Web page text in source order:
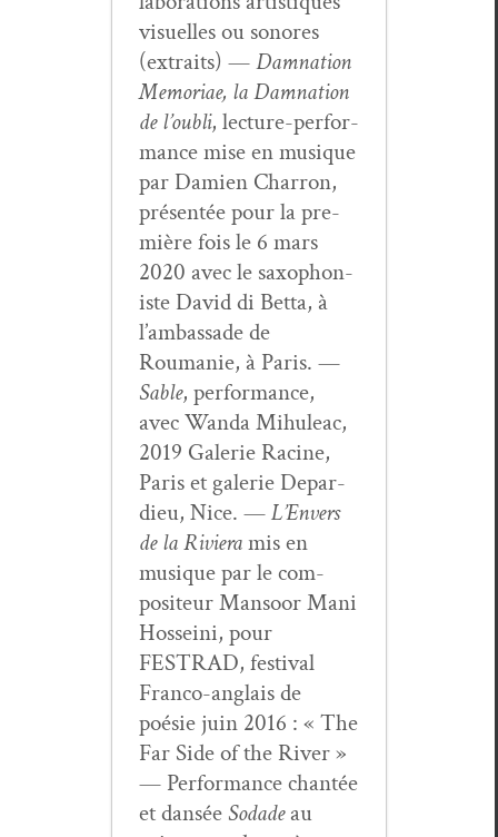
visuelles ou sonores
(extraits) —Damna­tion
Memo­ri­ae, la Damna­tion
de l’ou­bli, lec­ture-per­for­
mance mise en musique
par Damien Char­ron,
présen­tée pour la pre­
mière fois le 6 mars
2020 avec le sax­o­phon­
iste David di Bet­ta, à
l’am­bas­sade de
Roumanie, à Paris. —
Sable, per­for­mance,
avec Wan­da Mihuleac,
2019 Galerie Racine,
Paris et galerie Depar­
dieu, Nice. —L’En­vers
de la Riv­ieramis en
musique par le com­
pos­i­teur Man­soor Mani
Hos­sei­ni, pour
FESTRAD, fes­ti­val
Fran­co-anglais de
poésie juin 2016 : « The
Far Side of the Riv­er »
— Per­for­mance chan­tée
et dan­sée Sodadeau